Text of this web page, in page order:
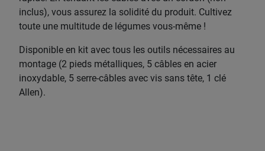
inclus), vous assurez la solidité du produit. Cultivez
toute une multitude de légumes vous-même !
Disponible en kit avec tous les outils nécessaires au
montage (2 pieds métalliques, 5 câbles en acier
inoxydable, 5 serre-câbles avec vis sans tête, 1 clé
Allen).